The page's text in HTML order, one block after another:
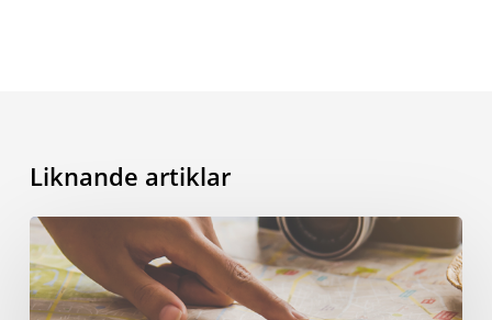
Liknande artiklar
Spendera
smart:
fyra
sätt